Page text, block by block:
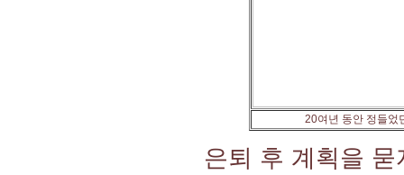
20여년 동안 정들었
은퇴 후 계획을